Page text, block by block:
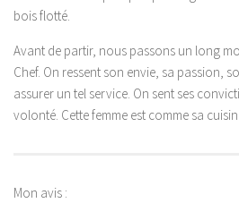
bois flotté.
Avant de partir, nous passons un long
Chef. On ressent son envie, sa passion,
assurer un tel service. On sent ses
volonté. Cette femme est comme sa
Mon avis :